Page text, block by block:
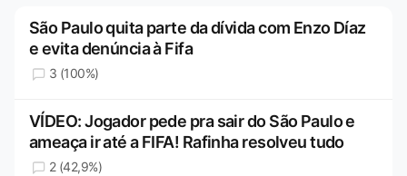
São Paulo quita parte da dívida com Enzo Díaz
e evita denúncia à Fifa
3 (100%)
VÍDEO: Jogador pede pra sair do São Paulo e
ameaça ir até a FIFA! Rafinha resolveu tudo
2 (42,9%)